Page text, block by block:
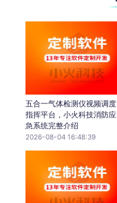
五合一气体检测仪视频调度
指挥平台，小火科技消防应
急系统完整介绍
2026-08-04 16:48:39